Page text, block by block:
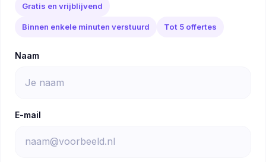
Gratis en vrijblijvend
Binnen enkele minuten verstuurd Tot 5 offertes
Naam
E-mail